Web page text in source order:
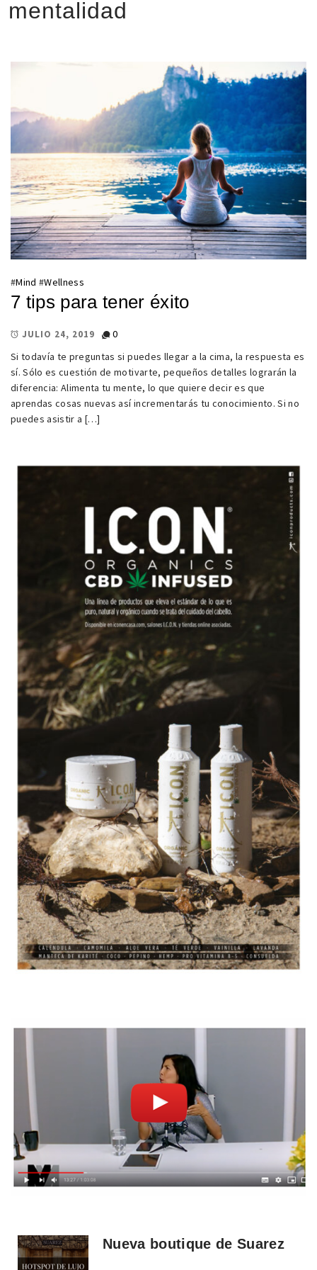
mentalidad
#Mind #Wellness
7 tips para tener éxito
JULIO 24, 2019
0
Si todavía te preguntas si puedes llegar a la cima, la respuesta es
sí. Sólo es cuestión de motivarte, pequeños detalles lograrán la
diferencia: Alimenta tu mente, lo que quiere decir es que
aprendas cosas nuevas así incrementarás tu conocimiento. Si no
puedes asistir a […]
Nueva boutique de Suarez